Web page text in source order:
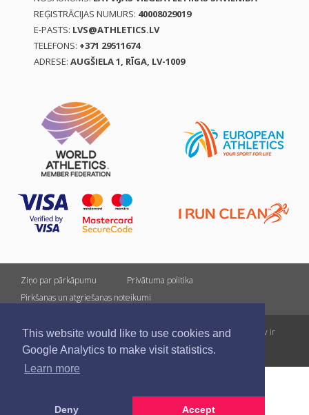
This website would like to use cookies and
Google Analytics to make visit statistics.
Learn more
Deny Accept
REĢISTRĀCIJAS NUMURS: 40008029019
E-PASTS: LVS@ATHLETICS.LV
TELEFONS: +371 29511674
ADRESE: AUGŠIELA 1, RĪGA, LV-1009
Ziņo par pārkāpumu
Privātuma politika
Pirkšanas un atgriešanas noteikumi
Visas tiesības rezervētas. Pārpublicēšanas gadījumā saite uz athletics.lv ir
obligāta.